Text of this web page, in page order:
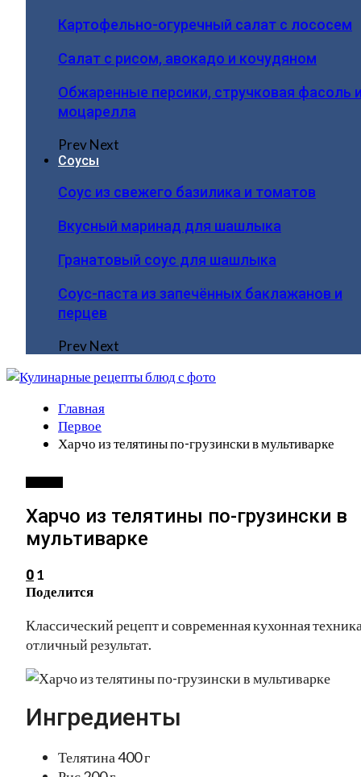
Картофельно-огуречный салат с лососем
Салат с рисом, авокадо и кочудяном
Обжаренные персики, стручковая фасоль
моцарелла
PrevNext
Соусы
Соус из свежего базилика и томатов
Вкусный маринад для шашлыка
Гранатовый соус для шашлыка
Соус-паста из запечённых баклажанов и
перцев
PrevNext
Главная
Первое
Харчо из телятины по-грузински в мультиварке
Харчо из телятины по-грузински в
мультиварке
0 1
Поделится
Классический рецепт и современная кухонная
отличный результат.
Ингредиенты
Телятина 400 г